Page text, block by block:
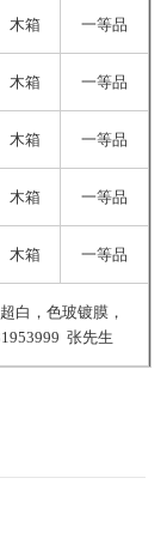
木箱 一等品
木箱 一等品
木箱 一等品
木箱 一等品
木箱 一等品
超白，色玻镀膜，
张先生